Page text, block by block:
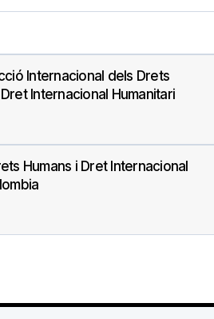
Internacional dels Drets
Internacional Humanitari
Humans i Dret Internacional